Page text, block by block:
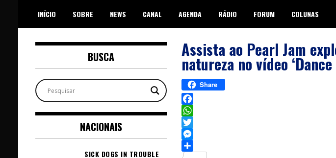
content
INÍCIO SOBRE NEWS CANAL AGENDA RÁDIO FORUM COLUNAS
Assista ao Pearl Jam
natureza no vídeo
Share
Facebook
WhatsApp
Twitter
Messenger
BUSCA
NACIONAIS
SICK DOGS IN TROUBLE